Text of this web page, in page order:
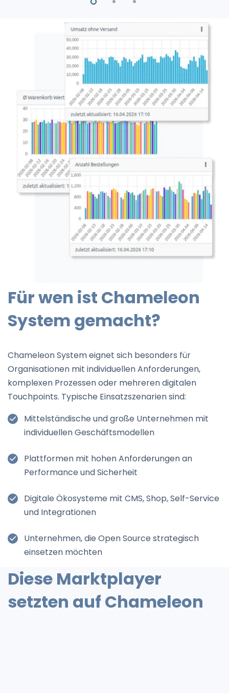
Für wen ist Chameleon
System gemacht?
Chameleon System eignet sich besonders für
Organisationen mit individuellen Anforderungen,
komplexen Prozessen oder mehreren digitalen
Touchpoints. Typische Einsatzszenarien sind:
Mittelständische und große Unternehmen mit
individuellen Geschäftsmodellen
Plattformen mit hohen Anforderungen an
Performance und Sicherheit
Digitale Ökosysteme mit CMS, Shop, Self-Service
und Integrationen
Unternehmen, die Open Source strategisch
einsetzen möchten
Diese Marktplayer
setzten auf Chameleon